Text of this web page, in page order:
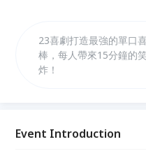
23喜劇打造最強的單口
棒，每人帶來15分鐘的
炸！
Event Introduction